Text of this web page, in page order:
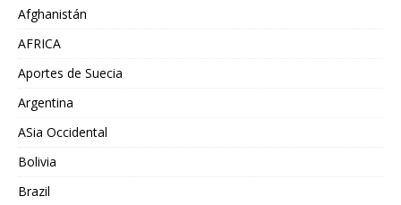
Afghanistán
AFRICA
Aportes de Suecia
Argentina
ASia Occidental
Bolivia
Brazil